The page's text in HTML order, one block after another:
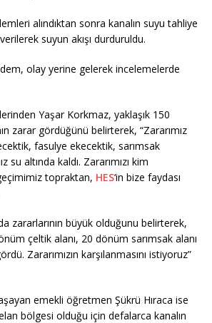
alındıktan sonra kanalın suyu tahliye
suyun akışı durduruldu.
olay yerine gelerek incelemelerde
Yaşar Korkmaz, yaklaşık 150
zarar gördüğünü belirterek, “Zararımız
fasulye ekecektik, sarımsak
su altında kaldı. Zararımızı kim
topraktan, HES‘in bize faydası
zararlarının büyük olduğunu belirterek,
çeltik alanı, 20 dönüm sarımsak alanı
Zararımızın karşılanmasını istiyoruz”
emekli öğretmen Şükrü Hıraca ise
bölgesi olduğu için defalarca kanalın